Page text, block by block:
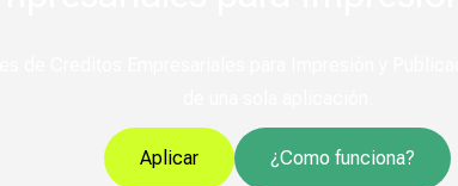
Aplicar ¿Como funciona?